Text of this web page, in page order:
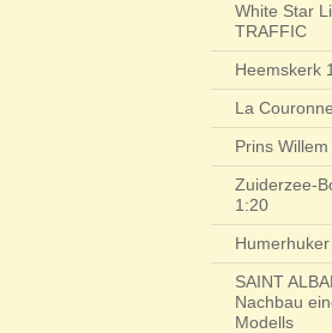
White Star
TRAFFIC
Heemskerk
La
Prins Willem
Zuiderzee-
1:20
SAINT
Nachbau
Modells